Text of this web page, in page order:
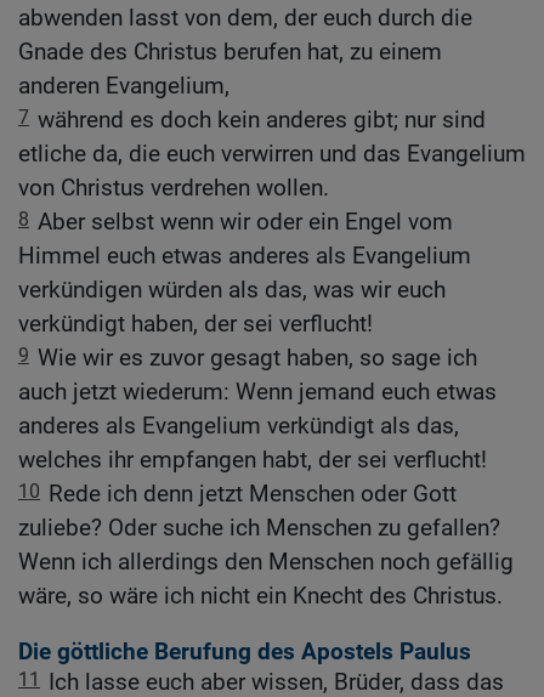
abwenden lasst von dem, der euch durch die
Gnade des Christus berufen hat, zu einem
anderen Evangelium,
7 während es doch kein anderes gibt; nur sind
etliche da, die euch verwirren und das Evangelium
von Christus verdrehen wollen.
8 Aber selbst wenn wir oder ein Engel vom
Himmel euch etwas anderes als Evangelium
verkündigen würden als das, was wir euch
verkündigt haben, der sei verflucht!
9 Wie wir es zuvor gesagt haben, so sage ich
auch jetzt wiederum: Wenn jemand euch etwas
anderes als Evangelium verkündigt als das,
welches ihr empfangen habt, der sei verflucht!
10 Rede ich denn jetzt Menschen oder Gott
zuliebe? Oder suche ich Menschen zu gefallen?
Wenn ich allerdings den Menschen noch gefällig
wäre, so wäre ich nicht ein Knecht des Christus.
Die göttliche Berufung des Apostels Paulus
11 Ich lasse euch aber wissen, Brüder, dass das